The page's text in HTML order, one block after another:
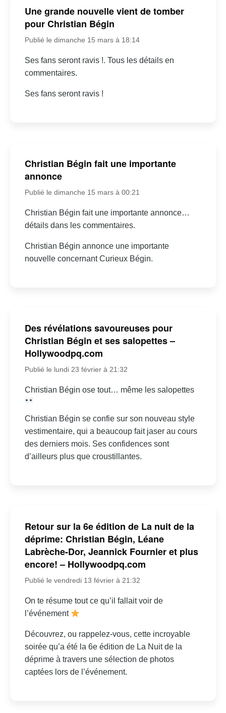
Une grande nouvelle vient de tomber
pour Christian Bégin
Publié le dimanche 15 mars à 18:14
Ses fans seront ravis !. Tous les détails en
commentaires.
Ses fans seront ravis !
Christian Bégin fait une importante
annonce
Publié le dimanche 15 mars à 00:21
Christian Bégin fait une importante annonce…
détails dans les commentaires.
Christian Bégin annonce une importante
nouvelle concernant Curieux Bégin.
Des révélations savoureuses pour
Christian Bégin et ses salopettes –
Hollywoodpq.com
Publié le lundi 23 février à 21:32
Christian Bégin ose tout… même les salopettes
Christian Bégin se confie sur son nouveau style
vestimentaire, qui a beaucoup fait jaser au cours
des derniers mois. Ses confidences sont
d’ailleurs plus que croustillantes.
Retour sur la 6e édition de La nuit de la
déprime: Christian Bégin, Léane
Labrèche-Dor, Jeannick Fournier et plus
encore! – Hollywoodpq.com
Publié le vendredi 13 février à 21:32
On te résume tout ce qu’il fallait voir de
l’événement
Découvrez, ou rappelez-vous, cette incroyable
soirée qu’a été la 6e édition de La Nuit de la
déprime à travers une sélection de photos
captées lors de l’événement.